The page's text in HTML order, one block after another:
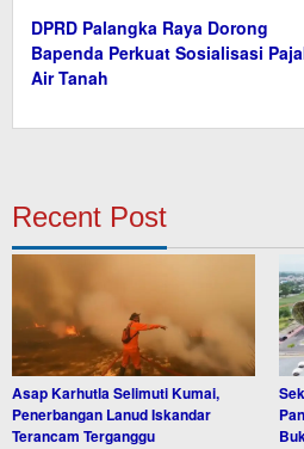
DPRD Palangka Raya Dorong
Bapenda Perkuat Sosialisasi
Air Tanah
Recent Post
Asap Karhutla Selimuti Kumai,
Penerbangan Lanud Iskandar
Terancam Terganggu